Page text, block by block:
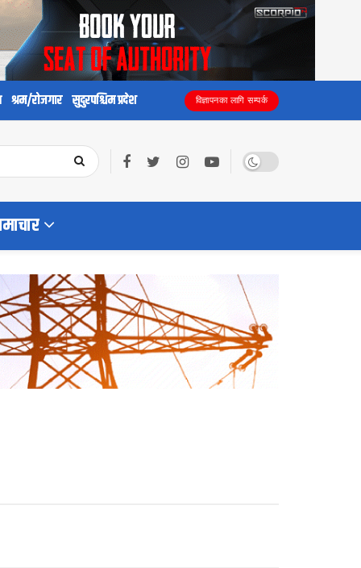
श्रम/रोजगार सुदुरपश्चिम प्रदेश विज्ञापनका लागि सम्पर्क